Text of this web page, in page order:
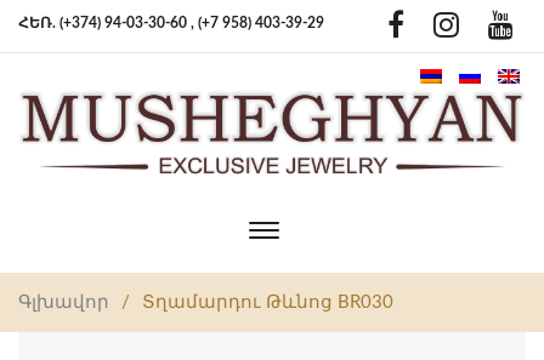
ՀԵՌ. (+374) 94-03-30-60 , (+7 958) 403-39-29
Toggle
navigation
Գլխավոր / Տղամարդու Թևնոց BR030